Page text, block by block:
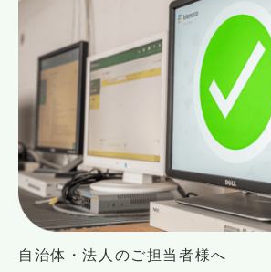
自治体・法人のご担当者様へ